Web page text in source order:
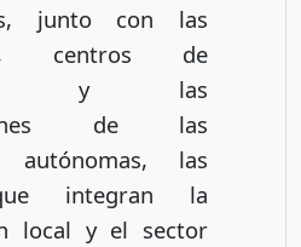
junto con las
centros de
y las
de las
autónomas, las
integran la
local y el sector